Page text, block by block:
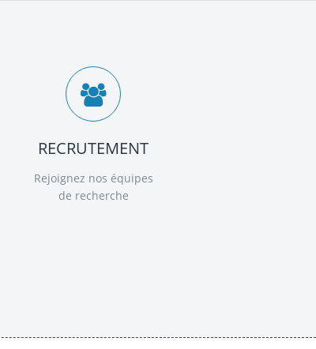
RECRUTEMENT
Rejoignez nos équipes
de recherche